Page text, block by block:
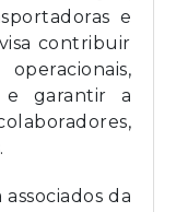
e
contribuir
e garantir a
da